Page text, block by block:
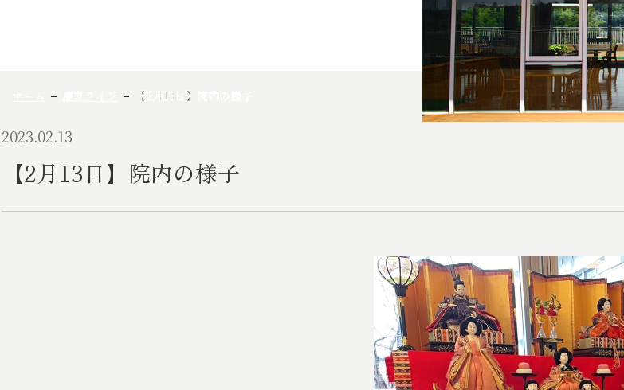
慶友ライフ 【2月13日】院内の様子
2023.02.13
【2月13日】院内の様子